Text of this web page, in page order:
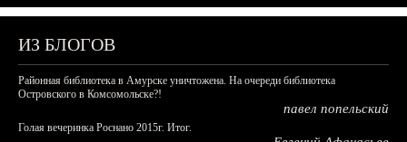
ИЗ БЛОГОВ
Районная библиотека в Амурске уничтожена. На очереди библиотека
Островского в Комсомольске?!
павел попельский
Голая вечеринка Роснано 2015г. Итог.